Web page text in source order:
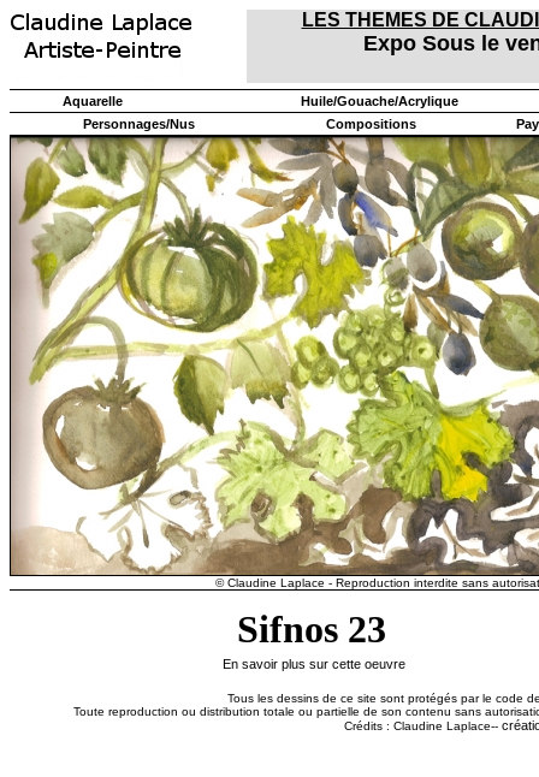
LES THEMES DE
Expo Sous le
Aquarelle
Huile/Gouache/Acrylique
Personnages/Nus
Compositions
© Claudine Laplace - Reproduction interdite sans
Sifnos 23
En savoir plus sur cette oeuvre
Tous les dessins de ce site sont protégés par le code
Toute reproduction ou distribution totale ou partielle de son contenu sans
Crédits : Claudine Laplace--